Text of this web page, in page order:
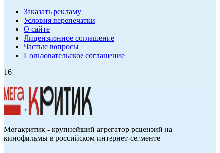
Заказать рекламу
Условия перепечатки
О сайте
Лицензионное соглашение
Частые вопросы
Пользовательское соглашение
16+
Мегакритик - крупнейший агрегатор рецензий на
кинофильмы в российском интернет-сегменте